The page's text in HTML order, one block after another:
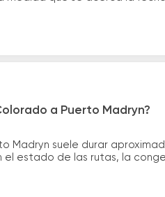
a Puerto Madryn?
Madryn suele durar
estado de las rutas, la